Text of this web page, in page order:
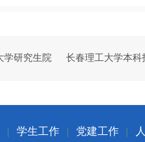
学研究生院 长春理工大学本科
| 学生工作 | 党建工作 |